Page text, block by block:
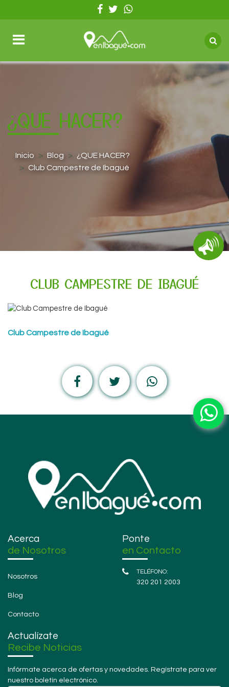
¿QUE HACER?
Inicio Blog
¿QUE HACER?
Club Campestre de Ibagué
CLUB CAMPESTRE DE IBAGUÉ
Club Campestre de Ibagué
Acerca
de Nosotros
Nosotros
Blog
Contacto
Ponte
en Contacto
320 201 2003
Actualízate
Recibe Noticias
Infórmate acerca de ofertas y novedades. Regístrate para ver
nuestro boletín electrónico.